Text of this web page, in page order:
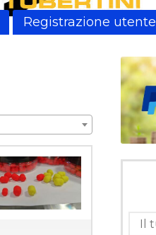
Registrazione utente